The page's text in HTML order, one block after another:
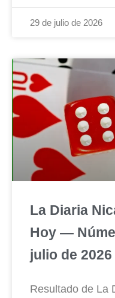
29 de julio de 2026
La Diaria
Hoy —
julio de 2026
Resultado de La